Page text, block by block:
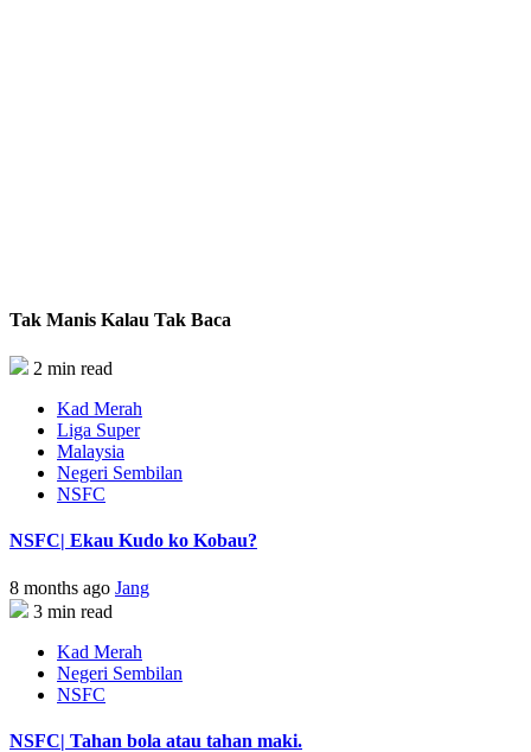
Tak Manis Kalau Tak Baca
2 min read
Kad Merah
Liga Super
Malaysia
Negeri Sembilan
NSFC
NSFC| Ekau Kudo ko Kobau?
8 months ago Jang
3 min read
Kad Merah
Negeri Sembilan
NSFC
NSFC| Tahan bola atau tahan maki.